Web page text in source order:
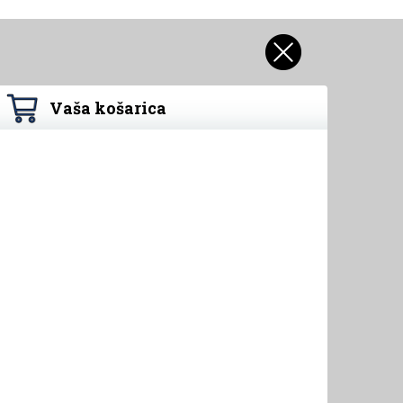
Vaša košarica